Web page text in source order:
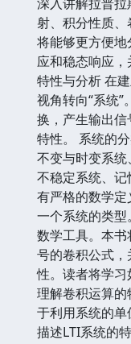
射、积分性质
将能够更方便
应和稳态响应
特性与分析 在
视角转向“系统
换，产生输出
特性。 系统的
不变与时变系
不稳定系统、
有严格的数学
一个系统的类
数学工具。本
号的卷积公式
性。读者将学
理解卷积运算
于利用系统的
描述LTI系统的